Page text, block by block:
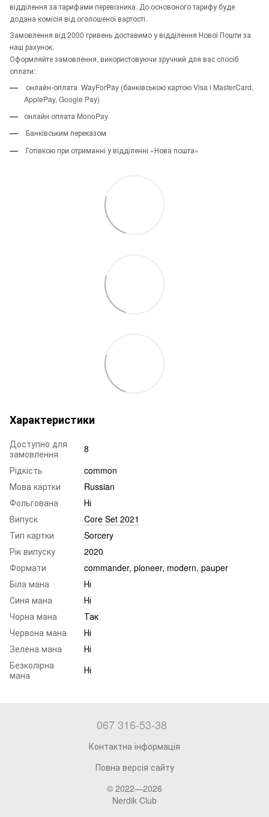
відділення за тарифами перевізника. До основоного тарифу буде
додана комісія від оголошеної вартості.
Замовлення від 2000 гривень доставимо у відділення Нової Пошти за
наш рахунок.
Оформляйте замовлення, використовуючи зручний для вас спосіб
оплати:
онлайн-оплата WayForPay (банківською картою Visa і MasterCard,
ApplePay, Google Pay)
онлайн оплата MonoPay
Банківським переказом
Готівкою при отриманні у відділенні «Нова пошта»
Характеристики
Доступно для
замовлення
8
Рідкість
common
Мова картки
Russian
Фольгована
Ні
Випуск
Core Set 2021
Тип картки
Sorcery
Рік випуску
2020
Формати
commander, pioneer, modern, pauper
Біла мана
Ні
Синя мана
Ні
Чорна мана
Так
Червона мана
Ні
Зелена мана
Ні
Безколірна
мана
Ні
067 316-53-38
Контактна інформація
Повна версія сайту
© 2022—2026
Nerdik Club